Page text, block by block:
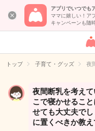
アプリでいつでも
ママに嬉しい！ア
キャンペーンも随
女
イ
トップ 子育て・グッズ 夜
夜間断乳を考え
こで寝かせるこ
せても大丈夫で
に置くべきか教え